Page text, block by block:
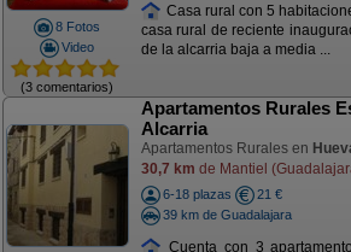
8 Fotos
Video
(3 comentarios)
Casa rural con 5
casa rural de reciente
de la alcarria baja a media ...
Apartamentos Rurales
Alcarria
Apartamentos Rurales en
30,7 km de Mantiel
6-18 plazas
21 €
39 km de Guadalajara
Cuenta con 3